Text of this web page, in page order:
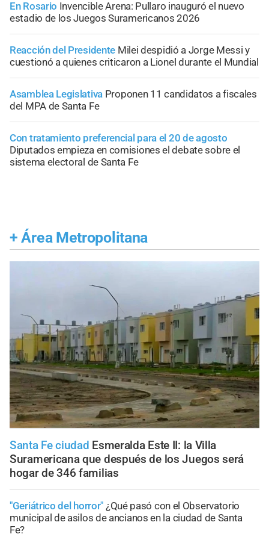
En Rosario Invencible Arena: Pullaro inauguró el nuevo
estadio de los Juegos Suramericanos 2026
Reacción del Presidente Milei despidió a Jorge Messi y
cuestionó a quienes criticaron a Lionel durante el Mundial
Asamblea Legislativa Proponen 11 candidatos a fiscales
del MPA de Santa Fe
Con tratamiento preferencial para el 20 de agosto
Diputados empieza en comisiones el debate sobre el
sistema electoral de Santa Fe
+ Área Metropolitana
Santa Fe ciudad Esmeralda Este II: la Villa
Suramericana que después de los Juegos será
hogar de 346 familias
"Geriátrico del horror" ¿Qué pasó con el Observatorio
municipal de asilos de ancianos en la ciudad de Santa
Fe?